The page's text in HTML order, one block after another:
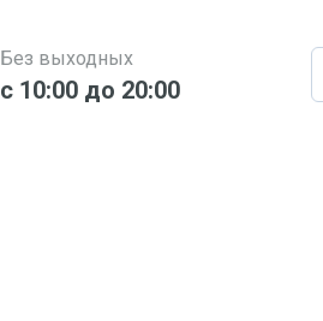
Без выходных
с 10:00 до 20:00